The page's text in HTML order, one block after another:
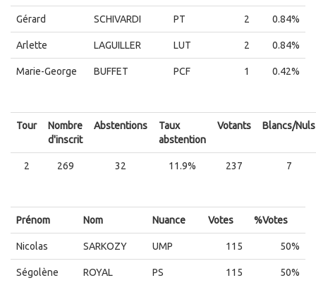
Gérard SCHIVARDI PT 2 0.84%
Arlette LAGUILLER LUT 2 0.84%
Marie-George BUFFET PCF 1 0.42%
Tour
Nombre
d'inscrit
Abstentions
Taux
abstention
Votants Blancs/Nuls
2 269 32 11.9% 237 7
Prénom Nom Nuance Votes %Votes
Nicolas SARKOZY UMP 115 50%
Ségolène ROYAL PS 115 50%